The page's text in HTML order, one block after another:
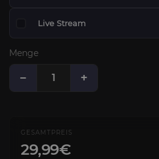
Live Stream
Menge
− +
GESAMTPREIS
29,99€